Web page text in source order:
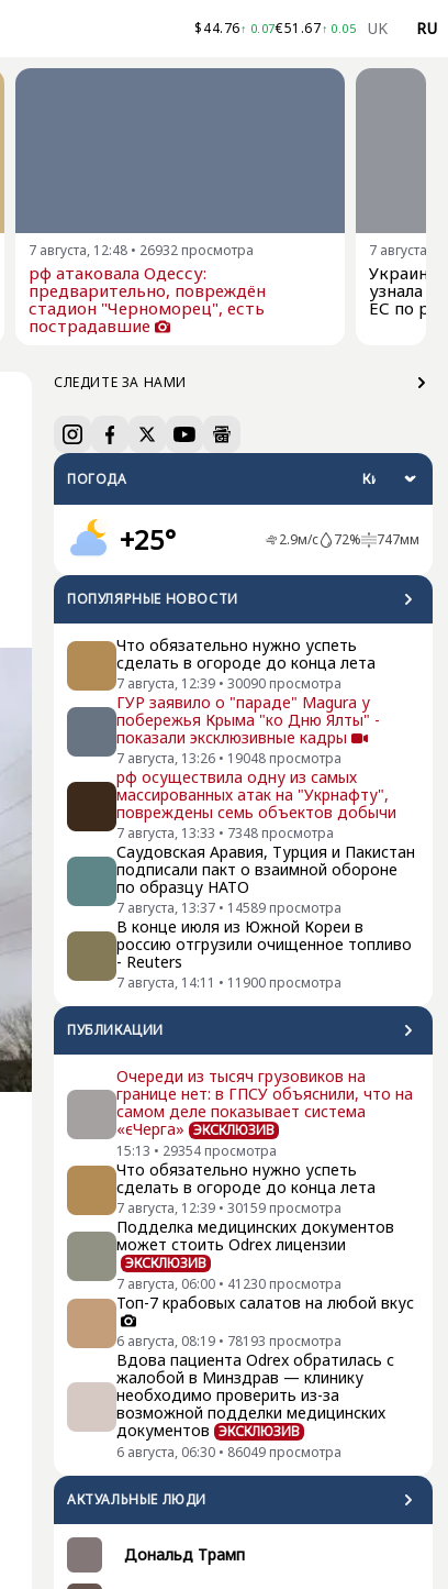
$44.76↑ 0.07€51.67↑ 0.05 UK RU
7 августа, 12:48 • 26932 просмотра
рф атаковала Одессу:
предварительно, повреждён
стадион "Черноморец", есть
пострадавшие
7 августа,
Украина
узнала о
ЕС по
СЛЕДИТЕ ЗА НАМИ
ПОГОДА
+25° 2.9м/с 72% 747мм
ПОПУЛЯРНЫЕ НОВОСТИ
Что обязательно нужно успеть
сделать в огороде до конца лета
7 августа, 12:39 • 30090 просмотра
ГУР заявило о "параде" Magura у
побережья Крыма "ко Дню Ялты" -
показали эксклюзивные кадры
7 августа, 13:26 • 19048 просмотра
рф осуществила одну из самых
массированных атак на "Укрнафту",
повреждены семь объектов добычи
7 августа, 13:33 • 7348 просмотра
Саудовская Аравия, Турция и Пакистан
подписали пакт о взаимной обороне
по образцу НАТО
7 августа, 13:37 • 14589 просмотра
В конце июля из Южной Кореи в
россию отгрузили очищенное топливо
- Reuters
7 августа, 14:11 • 11900 просмотра
ПУБЛИКАЦИИ
Очереди из тысяч грузовиков на
границе нет: в ГПСУ объяснили, что на
самом деле показывает система
«єЧерга» ЭКСКЛЮЗИВ
15:13 • 29354 просмотра
Что обязательно нужно успеть
сделать в огороде до конца лета
7 августа, 12:39 • 30159 просмотра
Подделка медицинских документов
может стоить Odrex лицензии
ЭКСКЛЮЗИВ
7 августа, 06:00 • 41230 просмотра
Топ-7 крабовых салатов на любой вкус
6 августа, 08:19 • 78193 просмотра
Вдова пациента Odrex обратилась с
жалобой в Минздрав — клинику
необходимо проверить из-за
возможной подделки медицинских
документов ЭКСКЛЮЗИВ
6 августа, 06:30 • 86049 просмотра
АКТУАЛЬНЫЕ ЛЮДИ
Дональд Трамп